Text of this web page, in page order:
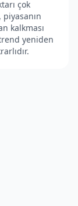
çok
kalkması
yeniden